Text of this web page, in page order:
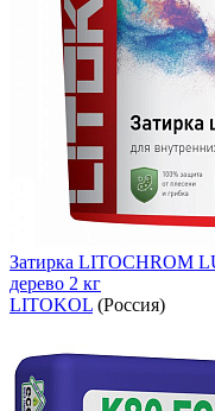
Затирка LITOCHROM
дерево 2 кг
LITOKOL (Россия)